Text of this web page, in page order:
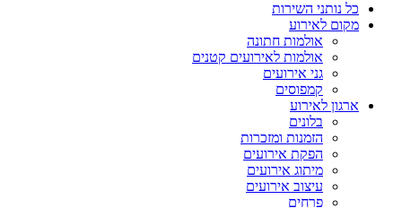
כל נותני השירות
מקום לאירוע
אולמות חתונה
אולמות לאירועים קטנים
גני אירועים
קמפוסים
ארגון לאירוע
בלונים
הזמנות ומזכרות
הפקת אירועים
מיתוג אירועים
עיצוב אירועים
פרחים